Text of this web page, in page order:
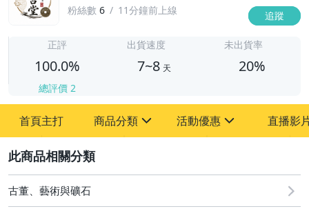
粉絲數 6 11分鐘前上線 追蹤
正評
100.0%
總評價 2
出貨速度
7~8 天
未出貨率
20%
首頁主打 商品分類
其它
活動優惠
[全店] 周年慶
[全店] 粉絲專享
直播影
古董、藝術與礦石